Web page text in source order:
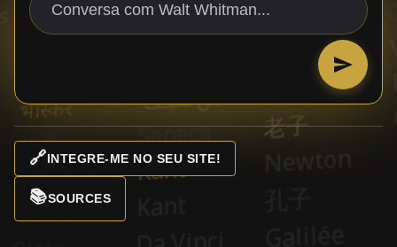
🔗INTEGRE-ME NO SEU SITE!
📚SOURCES